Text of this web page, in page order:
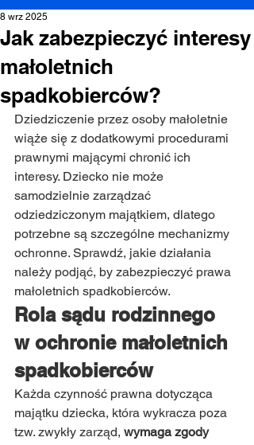
Jak zabezpieczyć interesy
małoletnich
spadkobierców?
8 wrz 2025
Dziedziczenie przez osoby małoletnie
wiąże się z dodatkowymi procedurami
prawnymi mającymi chronić ich
interesy. Dziecko nie może
samodzielnie zarządzać
odziedziczonym majątkiem, dlatego
potrzebne są szczególne mechanizmy
ochronne. Sprawdź, jakie działania
należy podjąć, by zabezpieczyć prawa
małoletnich spadkobierców.
Rola sądu rodzinnego
w ochronie małoletnich
spadkobierców
Każda czynność prawna dotycząca
majątku dziecka, która wykracza poza
tzw. zwykły zarząd, wymaga zgody